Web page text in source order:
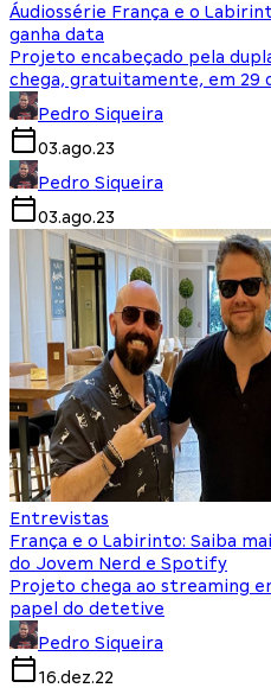
Áudiossérie França e o
ganha data
Projeto encabeçado pela
chega, gratuitamente, em 29
Pedro Siqueira
03.ago.23
Pedro Siqueira
03.ago.23
Entrevistas
França e o Labirinto: Saiba
do Jovem Nerd e Spotify
Projeto chega ao streaming
papel do detetive
Pedro Siqueira
16.dez.22